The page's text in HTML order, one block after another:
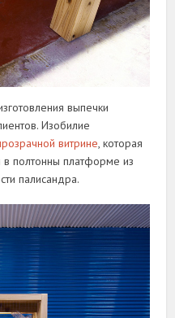
выпечки
Изобилие
витрине , которая
в полтонны платформе из
палисандра.